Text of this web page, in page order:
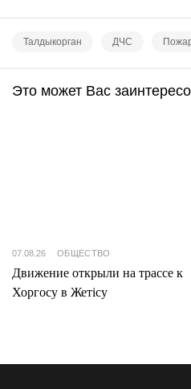
Талдыкорган ДЧС
Это может Вас
07.08.26 ОБЩЕСТВО
Движение открыли на трассе к
Хоргосу в Жетісу